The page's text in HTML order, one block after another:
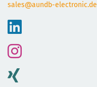
sales@aundb-electronic.de